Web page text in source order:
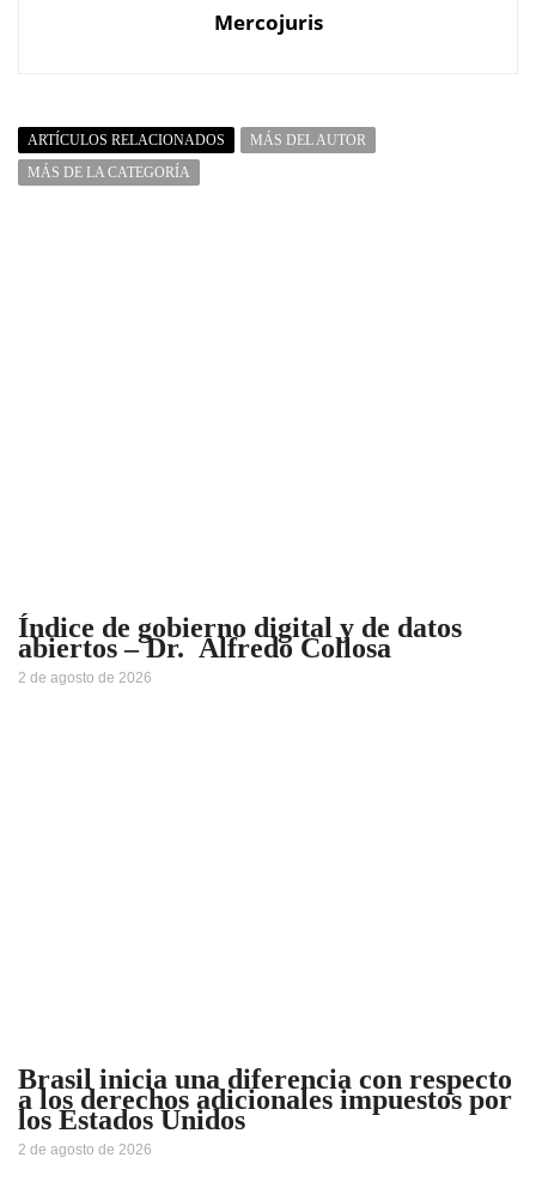
Mercojuris
ARTÍCULOS RELACIONADOS
MÁS DEL AUTOR
MÁS DE LA CATEGORÍA
Índice de gobierno digital y de datos
abiertos – Dr. Alfredo Collosa
2 de agosto de 2026
Brasil inicia una diferencia con respecto
a los derechos adicionales impuestos por
los Estados Unidos
2 de agosto de 2026